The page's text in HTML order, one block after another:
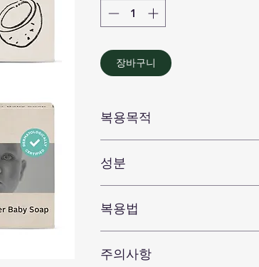
장바구니
복용목적
성분
복용법
주의사항